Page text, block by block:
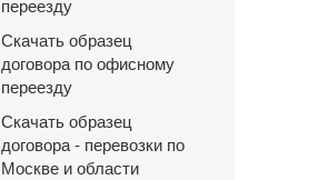
переезду
Скачать образец
договора по офисному
переезду
Скачать образец
договора - перевозки по
Москве и области